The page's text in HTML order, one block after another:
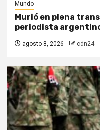
Mundo
Murió en plena
periodista
agosto 8, 2026 cdn24